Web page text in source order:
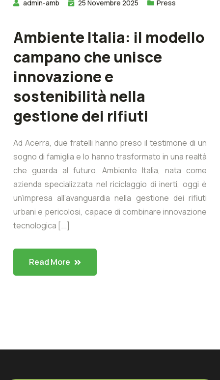
admin-amb 25 Novembre 2025 Press
Ambiente Italia: il modello
campano che unisce
innovazione e
sostenibilità nella
gestione dei rifiuti
Ad Acerra, due fratelli hanno preso il testimone di un
sogno di famiglia e lo hanno trasformato in una realtà
che guarda al futuro. Ambiente Italia, nata come
azienda specializzata nel riciclaggio di inerti, oggi è
un’impresa all’avanguardia nella gestione dei rifiuti
urbani e pericolosi, capace di combinare innovazione
tecnologica [...]
Read More